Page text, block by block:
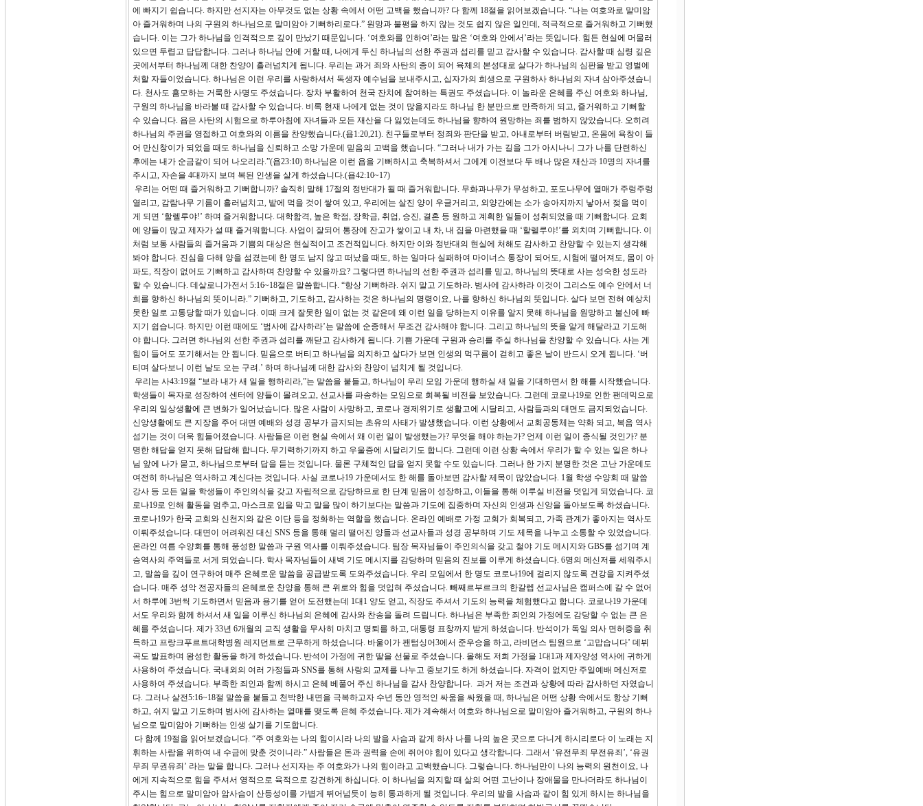
에 빠지기 쉽습니다. 하지만 선지자는 아무것도 없는 상황 속에서 어떤 고백을 했습니까? 다 함께 18절을 읽어보겠습니다. “나는 여호와로 말미암
아 즐거워하며 나의 구원의 하나님으로 말미암아 기뻐하리로다.” 원망과 불평을 하지 않는 것도 쉽지 않은 일인데, 적극적으로 즐거워하고 기뻐했
습니다. 이는 그가 하나님을 인격적으로 깊이 만났기 때문입니다. ‘여호와를 인하여’라는 말은 ‘여호와 안에서’라는 뜻입니다. 힘든 현실에 머물러
있으면 두렵고 답답합니다. 그러나 하나님 안에 거할 때, 나에게 두신 하나님의 선한 주권과 섭리를 믿고 감사할 수 있습니다. 감사할 때 심령 깊은
곳에서부터 하나님께 대한 찬양이 흘러넘치게 됩니다. 우리는 과거 죄와 사탄의 종이 되어 육체의 본성대로 살다가 하나님의 심판을 받고 영벌에
처할 자들이었습니다. 하나님은 이런 우리를 사랑하셔서 독생자 예수님을 보내주시고, 십자가의 희생으로 구원하사 하나님의 자녀 삼아주셨습니
다. 천사도 흠모하는 거룩한 사명도 주셨습니다. 장차 부활하여 천국 잔치에 참여하는 특권도 주셨습니다. 이 놀라운 은혜를 주신 여호와 하나님,
구원의 하나님을 바라볼 때 감사할 수 있습니다. 비록 현재 나에게 없는 것이 많을지라도 하나님 한 분만으로 만족하게 되고, 즐거워하고 기뻐할
수 있습니다. 욥은 사탄의 시험으로 하루아침에 자녀들과 모든 재산을 다 잃었는데도 하나님을 향하여 원망하는 죄를 범하지 않았습니다. 오히려
하나님의 주권을 영접하고 여호와의 이름을 찬양했습니다.(욥1:20,21). 친구들로부터 정죄와 판단을 받고, 아내로부터 버림받고, 온몸에 욕창이 들
어 만신창이가 되었을 때도 하나님을 신뢰하고 소망 가운데 믿음의 고백을 했습니다. “그러나 내가 가는 길을 그가 아시나니 그가 나를 단련하신
후에는 내가 순금같이 되어 나오리라.”(욥23:10) 하나님은 이런 욥을 기뻐하시고 축복하셔서 그에게 이전보다 두 배나 많은 재산과 10명의 자녀를
주시고, 자손을 4대까지 보며 복된 인생을 살게 하셨습니다.(욥42:10~17)
우리는 어떤 때 즐거워하고 기뻐합니까? 솔직히 말해 17절의 정반대가 될 때 즐거워합니다. 무화과나무가 무성하고, 포도나무에 열매가 주렁주렁
열리고, 감람나무 기름이 흘러넘치고, 밭에 먹을 것이 쌓여 있고, 우리에는 살진 양이 우글거리고, 외양간에는 소가 송아지까지 낳아서 젖을 먹이
게 되면 ‘할렐루야!’ 하며 즐거워합니다. 대학합격, 높은 학점, 장학금, 취업, 승진, 결혼 등 원하고 계획한 일들이 성취되었을 때 기뻐합니다. 요회
에 양들이 많고 제자가 설 때 즐거워합니다. 사업이 잘되어 통장에 잔고가 쌓이고 내 차, 내 집을 마련했을 때 ‘할렐루야!’를 외치며 기뻐합니다. 이
처럼 보통 사람들의 즐거움과 기쁨의 대상은 현실적이고 조건적입니다. 하지만 이와 정반대의 현실에 처해도 감사하고 찬양할 수 있는지 생각해
봐야 합니다. 진심을 다해 양을 섬겼는데 한 명도 남지 않고 떠났을 때도, 하는 일마다 실패하여 마이너스 통장이 되어도, 시험에 떨어져도, 몸이 아
파도, 직장이 없어도 기뻐하고 감사하며 찬양할 수 있을까요? 그렇다면 하나님의 선한 주권과 섭리를 믿고, 하나님의 뜻대로 사는 성숙한 성도라
할 수 있습니다. 데살로니가전서 5:16~18절은 말씀합니다. “항상 기뻐하라. 쉬지 말고 기도하라. 범사에 감사하라 이것이 그리스도 예수 안에서 너
희를 향하신 하나님의 뜻이니라.” 기뻐하고, 기도하고, 감사하는 것은 하나님의 명령이요, 나를 향하신 하나님의 뜻입니다. 살다 보면 전혀 예상치
못한 일로 고통당할 때가 있습니다. 이때 크게 잘못한 일이 없는 것 같은데 왜 이런 일을 당하는지 이유를 알지 못해 하나님을 원망하고 불신에 빠
지기 쉽습니다. 하지만 이런 때에도 ‘범사에 감사하라’는 말씀에 순종해서 무조건 감사해야 합니다. 그리고 하나님의 뜻을 알게 해달라고 기도해
야 합니다. 그러면 하나님의 선한 주권과 섭리를 깨닫고 감사하게 됩니다. 기쁨 가운데 구원과 승리를 주실 하나님을 찬양할 수 있습니다. 사는 게
힘이 들어도 포기해서는 안 됩니다. 믿음으로 버티고 하나님을 의지하고 살다가 보면 인생의 먹구름이 걷히고 좋은 날이 반드시 오게 됩니다. ‘버
티며 살다보니 이런 날도 오는 구려.’ 하며 하나님께 대한 감사와 찬양이 넘치게 될 것입니다.
우리는 사43:19절 “보라 내가 새 일을 행하리라,”는 말씀을 붙들고, 하나님이 우리 모임 가운데 행하실 새 일을 기대하면서 한 해를 시작했습니다.
학생들이 목자로 성장하여 센터에 양들이 몰려오고, 선교사를 파송하는 모임으로 회복될 비전을 보았습니다. 그런데 코로나19로 인한 팬데믹으로
우리의 일상생활에 큰 변화가 일어났습니다. 많은 사람이 사망하고, 코로나 경제위기로 생활고에 시달리고, 사람들과의 대면도 금지되었습니다.
신앙생활에도 큰 지장을 주어 대면 예배와 성경 공부가 금지되는 초유의 사태가 발생했습니다. 이런 상황에서 교회공동체는 약화 되고, 복음 역사
섬기는 것이 더욱 힘들어졌습니다. 사람들은 이런 현실 속에서 왜 이런 일이 발생했는가? 무엇을 해야 하는가? 언제 이런 일이 종식될 것인가? 분
명한 해답을 얻지 못해 답답해 합니다. 무기력하기까지 하고 우울증에 시달리기도 합니다. 그런데 이런 상황 속에서 우리가 할 수 있는 일은 하나
님 앞에 나가 묻고, 하나님으로부터 답을 듣는 것입니다. 물론 구체적인 답을 얻지 못할 수도 있습니다. 그러나 한 가지 분명한 것은 고난 가운데도
여전히 하나님은 역사하고 계신다는 것입니다. 사실 코로나19 가운데서도 한 해를 돌아보면 감사할 제목이 많았습니다. 1월 학생 수양회 때 말씀
강사 등 모든 일을 학생들이 주인의식을 갖고 자립적으로 감당하므로 한 단계 믿음이 성장하고, 이들을 통해 이루실 비전을 덧입게 되었습니다. 코
로나19로 인해 활동을 멈추고, 마스크로 입을 막고 말을 많이 하기보다는 말씀과 기도에 집중하며 자신의 인생과 신앙을 돌아보도록 하셨습니다.
코로나19가 한국 교회와 신천지와 같은 이단 등을 정화하는 역할을 했습니다. 온라인 예배로 가정 교회가 회복되고, 가족 관계가 좋아지는 역사도
이뤄주셨습니다. 대면이 어려워진 대신 SNS 등을 통해 멀리 떨어진 양들과 선교사들과 성경 공부하며 기도 제목을 나누고 소통할 수 있었습니다.
온라인 여름 수양회를 통해 풍성한 말씀과 구원 역사를 이뤄주셨습니다. 팀장 목자님들이 주인의식을 갖고 철야 기도 메시지와 GBS를 섬기며 계
승역사의 주역들로 서게 되었습니다. 학사 목자님들이 새벽 기도 메시지를 감당하며 믿음의 진보를 이루게 하셨습니다. 6명의 메신저를 세워주시
고, 말씀을 깊이 연구하여 매주 은혜로운 말씀을 공급받도록 도와주셨습니다. 우리 모임에서 한 명도 코로나19에 걸리지 않도록 건강을 지켜주셨
습니다. 매주 성악 전공자들의 은혜로운 찬양을 통해 큰 위로와 힘을 덧입혀 주셨습니다. 빼째르부르크의 한갈렙 선교사님은 캠퍼스에 갈 수 없어
서 하루에 3번씩 기도하면서 믿음과 용기를 얻어 도전했는데 1대1 양도 얻고, 직장도 주셔서 기도의 능력을 체험했다고 합니다. 코로나19 가운데
서도 우리와 함께 하셔서 새 일을 이루신 하나님의 은혜에 감사와 찬송을 돌려 드립니다. 하나님은 부족한 죄인의 가정에도 감당할 수 없는 큰 은
혜를 주셨습니다. 제가 33년 6개월의 교직 생활을 무사히 마치고 명퇴를 하고, 대통령 표창까지 받게 하셨습니다. 반석이가 독일 의사 면허증을 취
득하고 프랑크푸르트대학병원 레지던트로 근무하게 하셨습니다. 바울이가 팬텀싱어3에서 준우승을 하고, 라비던스 팀원으로 ‘고맙습니다’ 데뷔
곡도 발표하며 왕성한 활동을 하게 하셨습니다. 반석이 가정에 귀한 딸을 선물로 주셨습니다. 올해도 저희 가정을 1대1과 제자양성 역사에 귀하게
사용하여 주셨습니다. 국내외의 여러 가정들과 SNS를 통해 사랑의 교제를 나누고 중보기도 하게 하셨습니다. 자격이 없지만 주일예배 메신저로
사용하여 주셨습니다. 부족한 죄인과 함께 하시고 은혜 베풀어 주신 하나님을 감사 찬양합니다. 과거 저는 조건과 상황에 따라 감사하던 자였습니
다. 그러나 살전5:16~18절 말씀을 붙들고 천박한 내면을 극복하고자 수년 동안 영적인 싸움을 싸웠을 때, 하나님은 어떤 상황 속에서도 항상 기뻐
하고, 쉬지 말고 기도하며 범사에 감사하는 열매를 맺도록 은혜 주셨습니다. 제가 계속해서 여호와 하나님으로 말미암아 즐거워하고, 구원의 하나
님으로 말미암아 기뻐하는 인생 살기를 기도합니다.
다 함께 19절을 읽어보겠습니다. “주 여호와는 나의 힘이시라 나의 발을 사슴과 같게 하사 나를 나의 높은 곳으로 다니게 하시리로다 이 노래는 지
휘하는 사람을 위하여 내 수금에 맞춘 것이니라.” 사람들은 돈과 권력을 손에 쥐어야 힘이 있다고 생각합니다. 그래서 ‘유전무죄 무전유죄’, ‘유권
무죄 무권유죄’ 라는 말을 합니다. 그러나 선지자는 주 여호와가 나의 힘이라고 고백했습니다. 그렇습니다. 하나님만이 나의 능력의 원천이요, 나
에게 지속적으로 힘을 주셔서 영적으로 육적으로 강건하게 하십니다. 이 하나님을 의지할 때 삶의 어떤 고난이나 장애물을 만나더라도 하나님이
주시는 힘으로 말미암아 암사슴이 산등성이를 가볍게 뛰어넘듯이 능히 통과하게 될 것입니다. 우리의 발을 사슴과 같이 힘 있게 하시는 하나님을